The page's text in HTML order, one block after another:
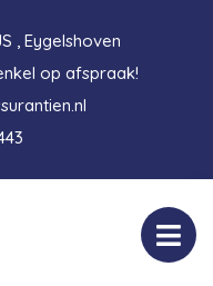
, Eygelshoven
op afspraak!